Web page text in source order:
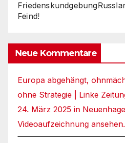
Feind!
Neue Kommentare
Europa abgehängt,
ohne Strategie | Linke
24. März 2025 in
Videoaufzeichnung